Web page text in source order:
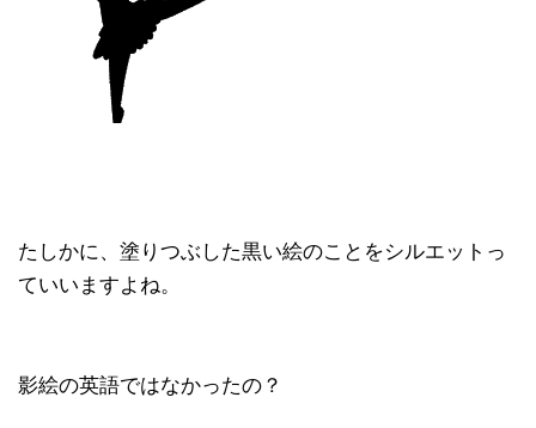
たしかに、塗りつぶした黒い絵のことをシルエットっ
ていいますよね。
影絵の英語ではなかったの？